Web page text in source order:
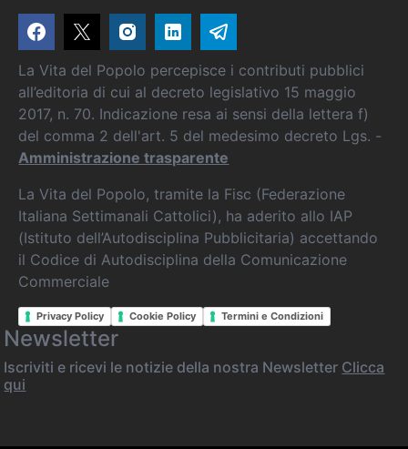
La Vita del Popolo percepisce i contributi pubblici
all’editoria di cui al decreto legislativo 15 maggio
2017, n. 70. Indicazione resa ai sensi della lettera f)
del comma 2 dell'art. 5 del medesimo decreto Lgs. -
Amministrazione trasparente
La Vita del Popolo, tramite la Fisc (Federazione
Italiana Settimanali Cattolici), ha aderito allo IAP
(Istituto dell’Autodisciplina Pubblicitaria) accettando
il Codice di Autodisciplina della Comunicazione
Commerciale
Privacy Policy Cookie Policy Termini e Condizioni
Newsletter
Iscriviti e ricevi le notizie della nostra Newsletter Clicca
qui